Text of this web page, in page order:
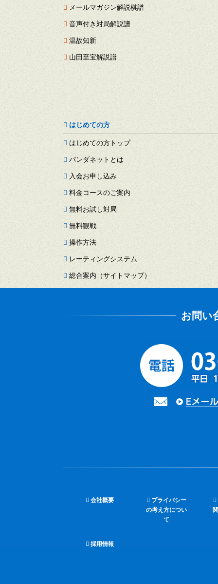
メールマガジン解説棋譜
音声付き対局解説譜
温故知新
山田至宝解説譜
はじめての方
はじめての方トップ
パンダネットとは
入会お申し込み
料金コースのご案内
無料お試し対局
無料観戦
操作方法
レーティングシステム
総合案内（サイトマップ）
会社概要
プライバシー
の考え方につい
て
採用情報